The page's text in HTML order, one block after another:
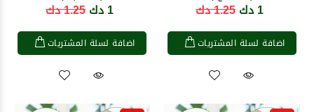
1 دك 1.25 دك
اضافة لسلة المشتريات
1 دك 1.25 دك
اضافة لسلة المشتريات